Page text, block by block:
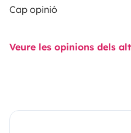
Cap opinió
Veure les opinions dels